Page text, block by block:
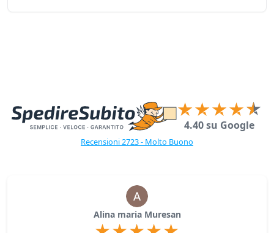
4.40 su Google
Recensioni 2723 - Molto Buono
Alina maria Muresan